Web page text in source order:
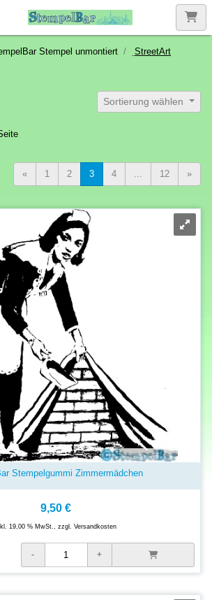
Stempel unmontiert StreetArt
Sortierung wählen
« 1 2 3 4 ... 12 »
Stempelgummi Zimmermädchen
9,50 €
19,00 % MwSt., zzgl. Versandkosten